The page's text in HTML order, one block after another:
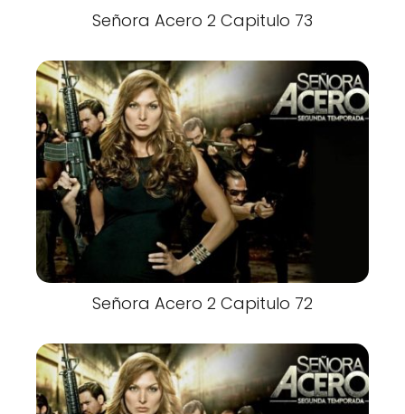
Señora Acero 2 Capitulo 73
Señora Acero 2 Capitulo 72